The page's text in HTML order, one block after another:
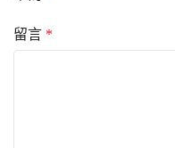
留言 *